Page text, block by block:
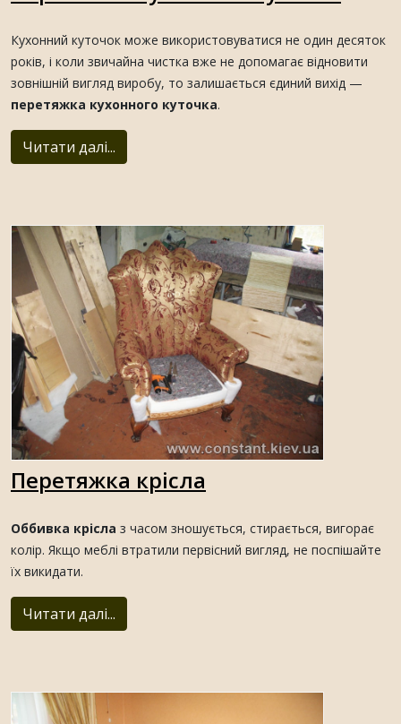
Кухонний куточок може використовуватися не один десяток
років, і коли звичайна чистка вже не допомагає відновити
зовнішній вигляд виробу, то залишається єдиний вихід —
перетяжка кухонного куточка.
Читати далі...
Перетяжка крісла
Оббивка крісла з часом зношується, стирається, вигорає
колір. Якщо меблі втратили первісний вигляд, не поспішайте
їх викидати.
Читати далі...